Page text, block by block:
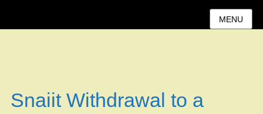
MENU
Snaiit Withdrawal to a